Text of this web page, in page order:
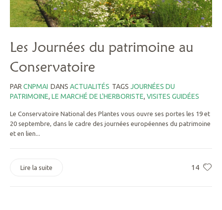
Les Journées du patrimoine au
Conservatoire
PAR CNPMAI DANS ACTUALITÉS TAGS JOURNÉES DU
PATRIMOINE, LE MARCHÉ DE L'HERBORISTE, VISITES GUIDÉES
Le Conservatoire National des Plantes vous ouvre ses portes les 19 et
20 septembre, dans le cadre des journées européennes du patrimoine
et en lien...
14
Lire la suite